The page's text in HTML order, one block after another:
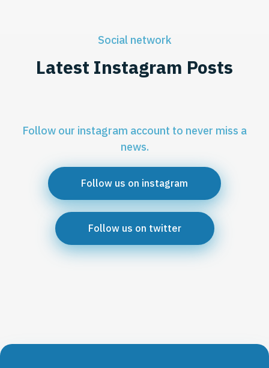
Social network
Latest Instagram Posts
Follow our instagram account to never miss a
news.
Follow us on instagram
Follow us on twitter